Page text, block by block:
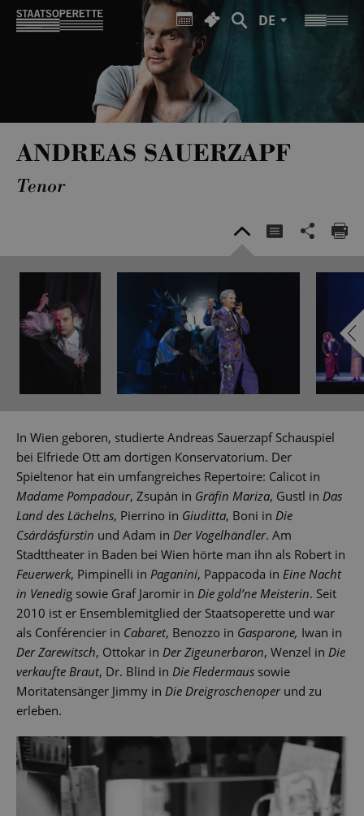
DE
ANDREAS SAUERZAPF
Tenor
In Wien geboren, studierte Andreas Sauerzapf Schauspiel
bei Elfriede Ott am dortigen Konservatorium. Der
Spieltenor hat ein umfangreiches Repertoire: Calicot in
Madame Pompadour, Zsupán in Gräfin Mariza, Gustl in Das
Land des Lächelns, Pierrino in Giuditta, Boni in Die
Csárdásfürstin und Adam in Der Vogelhändler. Am
Stadttheater in Baden bei Wien hörte man ihn als Robert in
Feuerwerk, Pimpinelli in Paganini, Pappacoda in Eine Nacht
in Venedig sowie Graf Jaromir in Die gold’ne Meisterin. Seit
2010 ist er Ensemblemitglied der Staatsoperette und war
als Conférencier in Cabaret, Benozzo in Gasparone, Iwan in
Der Zarewitsch, Ottokar in Der Zigeunerbaron, Wenzel in Die
verkaufte Braut, Dr. Blind in Die Fledermaus sowie
Moritatensänger Jimmy in Die Dreigroschenoperund zu
erleben.